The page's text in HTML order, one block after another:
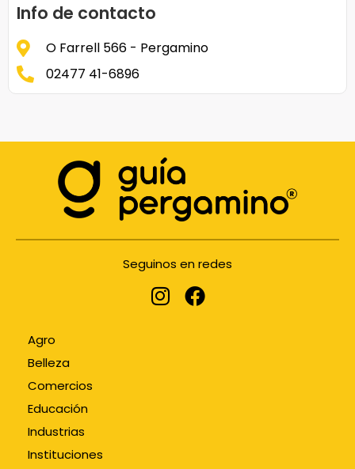
Info de contacto
O Farrell 566 - Pergamino
02477 41-6896
Seguinos en redes
Agro
Belleza
Comercios
Educación
Industrias
Instituciones